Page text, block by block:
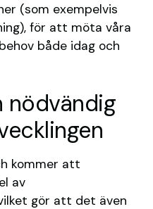
(som exempelvis
för att möta våra
både idag och
nödvändig
kommer att
av
gör att det även